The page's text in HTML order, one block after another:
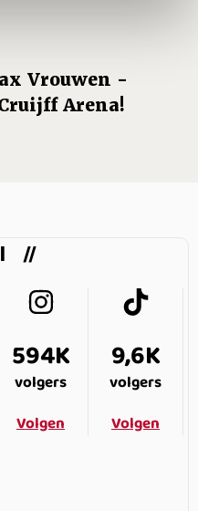
Vrouwen -
Arena!
594K
volgers
Volgen
9,6K
volgers
Volgen